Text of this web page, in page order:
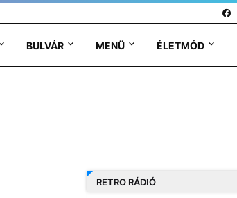
BULVÁR MENÜ ÉLETMÓD
RETRO RÁDIÓ